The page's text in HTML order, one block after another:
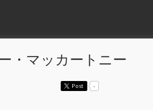
・マッカートニー
Post -